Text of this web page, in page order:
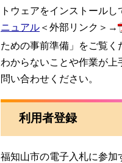
トウェアをインストールし
ニュアル ＜外部リンク＞ →
ための事前準備」をご覧く
わからないことや作業が
問い合わせください。
利用者登録
福知山市の電子入札に参加